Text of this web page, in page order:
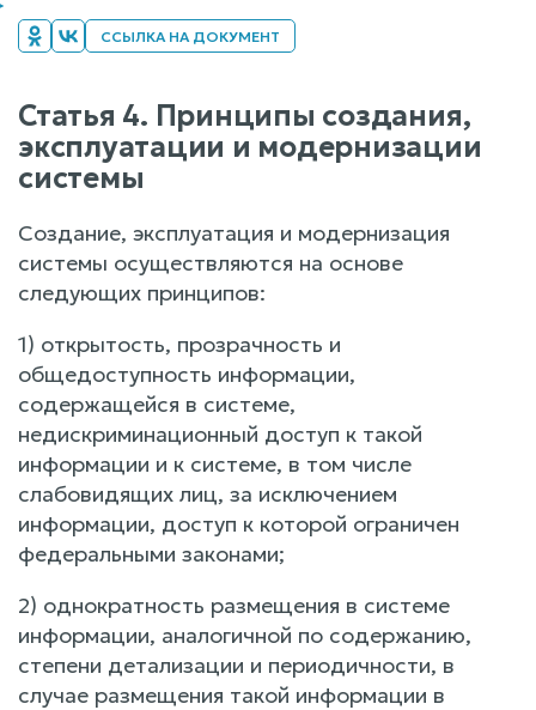
ССЫЛКА НА ДОКУМЕНТ
Статья 4. Принципы создания,
эксплуатации и модернизации
системы
Создание, эксплуатация и модернизация
системы осуществляются на основе
следующих принципов:
1) открытость, прозрачность и
общедоступность информации,
содержащейся в системе,
недискриминационный доступ к такой
информации и к системе, в том числе
слабовидящих лиц, за исключением
информации, доступ к которой ограничен
федеральными законами;
2) однократность размещения в системе
информации, аналогичной по содержанию,
степени детализации и периодичности, в
случае размещения такой информации в